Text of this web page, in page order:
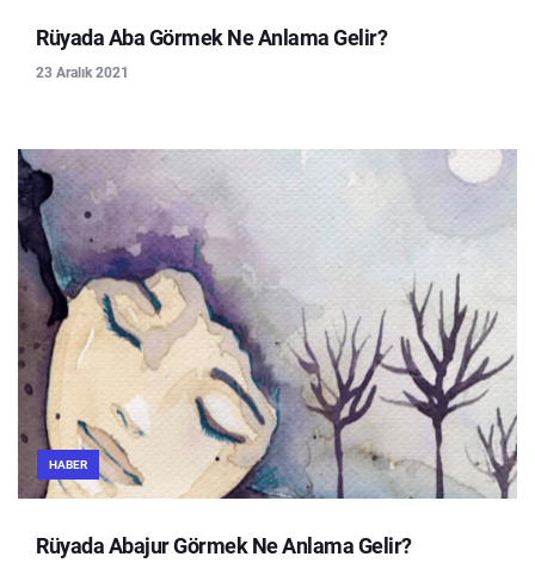
Rüyada Aba Görmek Ne Anlama Gelir?
23 Aralık 2021
HABER
Rüyada Abajur Görmek Ne Anlama Gelir?